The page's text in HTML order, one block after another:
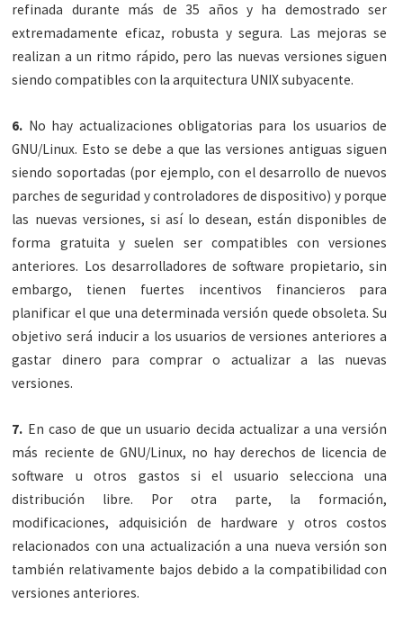
refinada durante más de 35 años y ha demostrado ser
extremadamente eficaz, robusta y segura. Las mejoras se
realizan a un ritmo rápido, pero las nuevas versiones siguen
siendo compatibles con la arquitectura UNIX subyacente.
6. No hay actualizaciones obligatorias para los usuarios de
GNU/Linux. Esto se debe a que las versiones antiguas siguen
siendo soportadas (por ejemplo, con el desarrollo de nuevos
parches de seguridad y controladores de dispositivo) y porque
las nuevas versiones, si así lo desean, están disponibles de
forma gratuita y suelen ser compatibles con versiones
anteriores. Los desarrolladores de software propietario, sin
embargo, tienen fuertes incentivos financieros para
planificar el que una determinada versión quede obsoleta. Su
objetivo será inducir a los usuarios de versiones anteriores a
gastar dinero para comprar o actualizar a las nuevas
versiones.
7. En caso de que un usuario decida actualizar a una versión
más reciente de GNU/Linux, no hay derechos de licencia de
software u otros gastos si el usuario selecciona una
distribución libre. Por otra parte, la formación,
modificaciones, adquisición de hardware y otros costos
relacionados con una actualización a una nueva versión son
también relativamente bajos debido a la compatibilidad con
versiones anteriores.